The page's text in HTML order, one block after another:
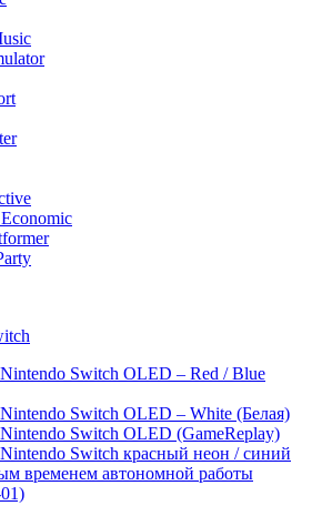
Switch OLED – Red / Blue
Switch OLED – White (Белая)
Switch OLED (GameReplay)
Switch красный неон / синий
временем автономной работы